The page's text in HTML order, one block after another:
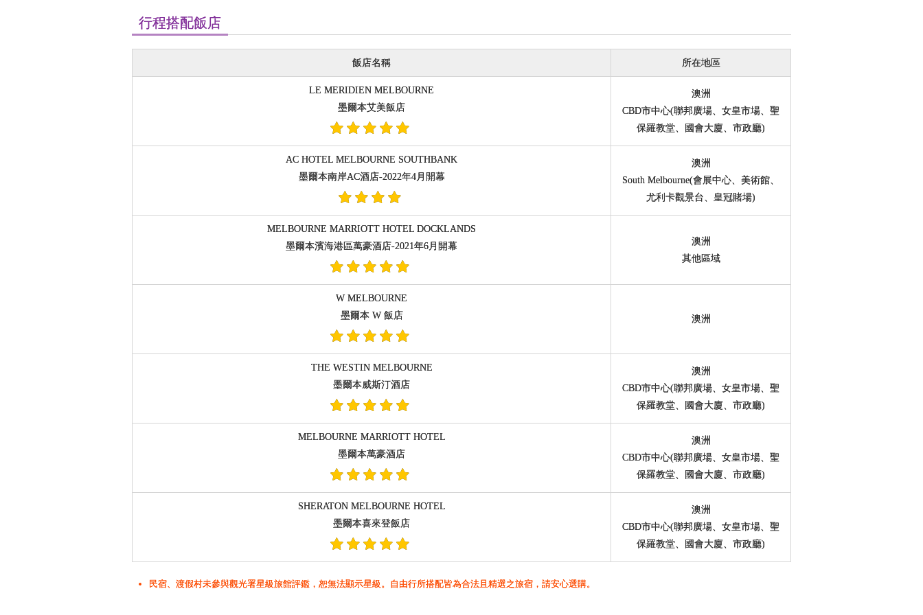
行程搭配飯店
飯店名稱 所在地區
LE MERIDIEN MELBOURNE
墨爾本艾美飯店
澳洲
CBD市中心(聯邦廣場、女皇市場、聖
保羅教堂、國會大廈、市政廳)
AC HOTEL MELBOURNE SOUTHBANK
墨爾本南岸AC酒店-2022年4月開幕
澳洲
South Melbourne(會展中心、美術館、
尤利卡觀景台、皇冠賭場)
MELBOURNE MARRIOTT HOTEL DOCKLANDS
墨爾本濱海港區萬豪酒店-2021年6月開幕
澳洲
其他區域
W MELBOURNE
墨爾本 W 飯店
澳洲
THE WESTIN MELBOURNE
墨爾本威斯汀酒店
澳洲
CBD市中心(聯邦廣場、女皇市場、聖
保羅教堂、國會大廈、市政廳)
MELBOURNE MARRIOTT HOTEL
墨爾本萬豪酒店
澳洲
CBD市中心(聯邦廣場、女皇市場、聖
保羅教堂、國會大廈、市政廳)
SHERATON MELBOURNE HOTEL
墨爾本喜來登飯店
澳洲
CBD市中心(聯邦廣場、女皇市場、聖
保羅教堂、國會大廈、市政廳)
民宿、渡假村未參與觀光署星級旅館評鑑，恕無法顯示星級。自由行所搭配皆為合法且精選之旅宿，請安心選購。